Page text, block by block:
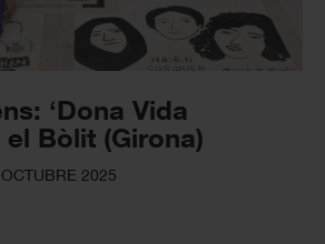
‘Dona Vida
el Bòlit (Girona)
2025